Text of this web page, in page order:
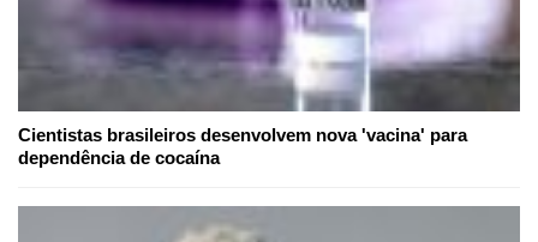
Cientistas brasileiros desenvolvem nova 'vacina' para
dependência de cocaína